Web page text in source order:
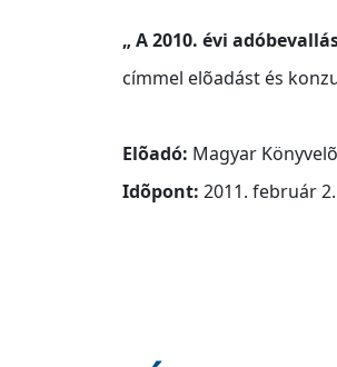
„ A 2010. évi
címmel elõadást és
Elõadó: Magyar
Idõpont: 2011. február